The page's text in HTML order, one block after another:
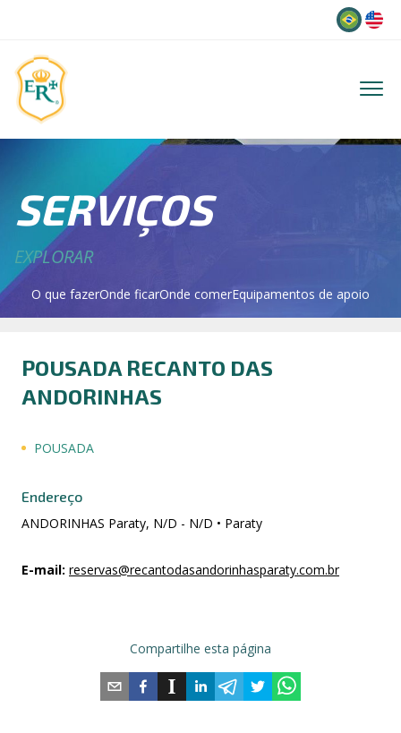
SERVIÇOS
EXPLORAR
O que fazerOnde ficarOnde comerEquipamentos de apoio
POUSADA RECANTO DAS
ANDORINHAS
POUSADA
Endereço
ANDORINHAS Paraty, N/D - N/D • Paraty
E-mail: reservas@recantodasandorinhasparaty.com.br
Compartilhe esta página